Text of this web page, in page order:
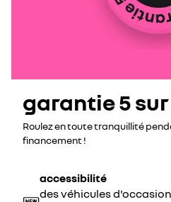
garantie 5 sur
Roulez en toute tranquillité
financement !
accessibilité
des véhicules